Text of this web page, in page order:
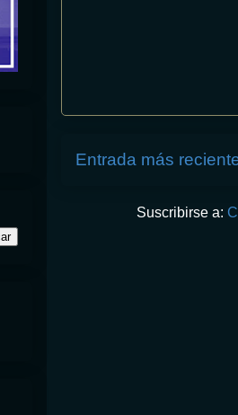
Entrada más
Suscribirse a: